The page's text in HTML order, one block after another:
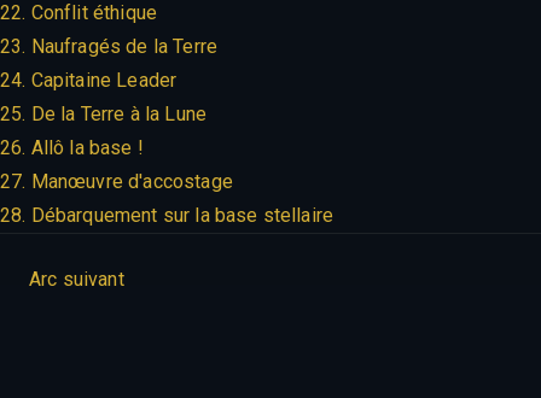
22. Conflit éthique
23. Naufragés de la Terre
24. Capitaine Leader
25. De la Terre à la Lune
26. Allô la base !
27. Manœuvre d'accostage
28. Débarquement sur la base stellaire
Arc suivant